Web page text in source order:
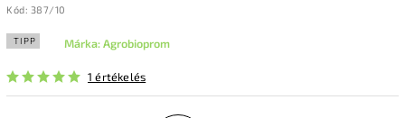
Kód: 387/10
TIPP
1 értékelés
Márka:Agrobioprom